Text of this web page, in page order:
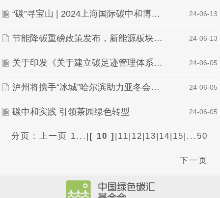
“碳”寻宝山 | 2024上海国际碳中和博览会圆满收官 | 24-06-13
节能降碳重磅政策发布，新能源板块影响几何？ | 24-06-13
关于印发《关于建立碳足迹管理体系的实施方案》的通知 | 24-06-05
泸州将携手“冰城”哈尔滨助力亚冬会碳中和 | 24-06-05
碳中和实践 引领茶园绿色转型 | 24-06-05
分页： 上一页 1... | [ 10 ] | 11| 12| 13| 14| 15| ...50
下一页